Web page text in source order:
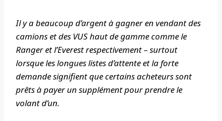
Il y a beaucoup d’argent à gagner en vendant des
camions et des VUS haut de gamme comme le
Ranger et l’Everest respectivement – surtout
lorsque les longues listes d’attente et la forte
demande signifient que certains acheteurs sont
prêts à payer un supplément pour prendre le
volant d’un.